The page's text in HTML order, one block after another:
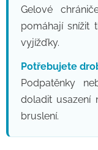
Gelové
pomáhají snížit
vyjížďky.
Potřebujete
Podpatěnky
doladit usazení
bruslení.